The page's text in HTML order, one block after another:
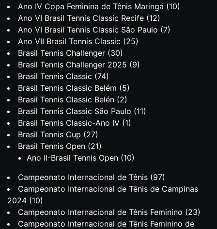
Ano IV Copa Feminina de Tênis Maringá (10)
Ano VI Brasil Tennis Classic Recife (12)
Ano VI Brasil Tennis Classic São Paulo (7)
Ano VII Brasil Tennis Classic (25)
Brasil Tennis Challenger (30)
Brasil Tennis Challenger 2025 (9)
Brasil Tennis Classic (74)
Brasil Tennis Classic Belém (5)
Brasil Tennis Classic Belén (2)
Brasil Tennis Classic São Paulo (11)
Brasil Tennis Classic-Ano IV (1)
Brasil Tennis Cup (27)
Brasil Tennis Open (21)
Ano II-Brasil Tennis Open (10)
Campeonato Internacional de Tênis (97)
Campeonato Internacional de Tênis de Campinas
2024 (10)
Campeonato Internacional de Tênis Feminino (23)
Campeonato Internacional de Tênis Feminino de